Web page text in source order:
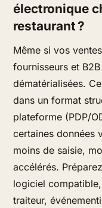
électronique
restaurant ?
Même si vos
fournisseurs et
dématérialisées.
dans un format
plateforme (PDP/
certaines données
moins de saisie,
accélérés.
logiciel
traiteur,